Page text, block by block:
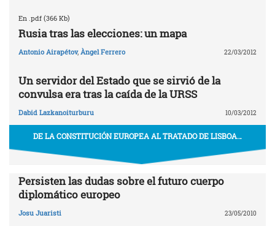
En .pdf (366 Kb)
Rusia tras las elecciones: un mapa
Antonio Airapétov, Àngel Ferrero 22/03/2012
Un servidor del Estado que se sirvió de la
convulsa era tras la caída de la URSS
Dabid Lazkanoiturburu 10/03/2012
DE LA CONSTITUCIÓN EUROPEA AL TRATADO DE LISBOA…
Persisten las dudas sobre el futuro cuerpo
diplomático europeo
Josu Juaristi 23/05/2010